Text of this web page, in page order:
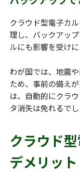
クラウド型電子カ
理し、バックアッ
ルにも影響を受け
わが国では、地震
ため、事前の備え
は、自動的にクラ
タ消失は免れるでし
クラウド
デメリット